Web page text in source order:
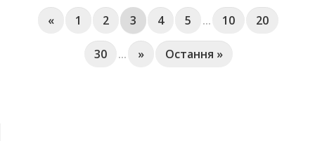
« 1 2 3 4 5 ... 10 20
30 ... » Остання »